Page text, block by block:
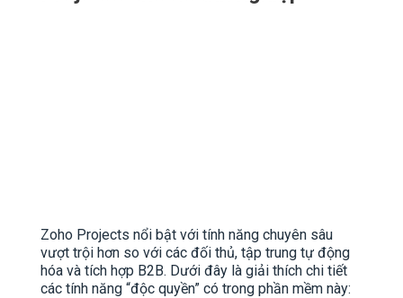
Zoho Projects nổi bật với tính năng chuyên sâu
vượt trội hơn so với các đối thủ, tập trung tự động
hóa và tích hợp B2B. Dưới đây là giải thích chi tiết
các tính năng “độc quyền” có trong phần mềm này: